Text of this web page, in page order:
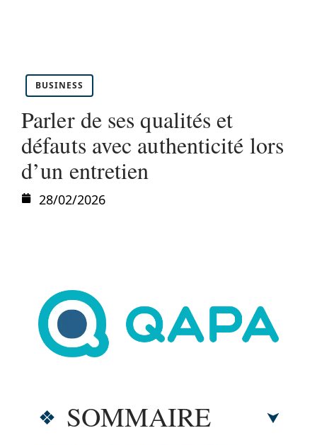
BUSINESS
Parler de ses qualités et
défauts avec authenticité lors
d’un entretien
28/02/2026
SOMMAIRE